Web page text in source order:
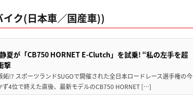
ク(日本車／国産車))
夏が「CB750 HORNET E-Clutch」を試乗! “私の左手を超
撃
!? スポーツランドSUGOで開催された全日本ロードレース選手権の今
4位で終えた直後、最新モデルのCB750 HORNET […]